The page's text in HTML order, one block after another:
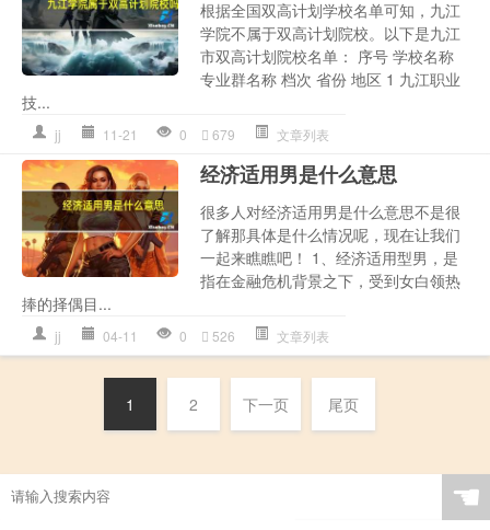
根据全国双高计划学校名单可知，九江
学院不属于双高计划院校。以下是九江
市双高计划院校名单： 序号 学校名称
专业群名称 档次 省份 地区 1 九江职业
技...
jj 11-21 0 679 文章列表
经济适用男是什么意思
很多人对经济适用男是什么意思不是很
了解那具体是什么情况呢，现在让我们
一起来瞧瞧吧！ 1、经济适用型男，是
指在金融危机背景之下，受到女白领热
捧的择偶目...
jj 04-11 0 526 文章列表
1 2 下一页 尾页
☚